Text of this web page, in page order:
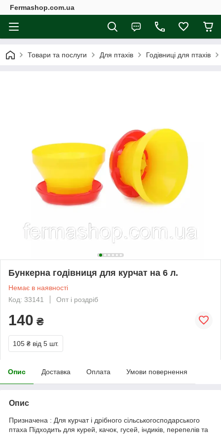
Fermashop.com.ua
Товари та послуги Для птахів Годівниці для птахів
Бункерна годівниця для курчат на 6 л.
Немає в наявності
Код: 33141
Опт і роздріб
140 ₴
105 ₴ від 5 шт.
Опис Доставка Оплата Умови повернення
Опис
Призначена : Для курчат і дрібного сільськогосподарського
птаха Підходить для курей, качок, гусей, індиків, перепелів та